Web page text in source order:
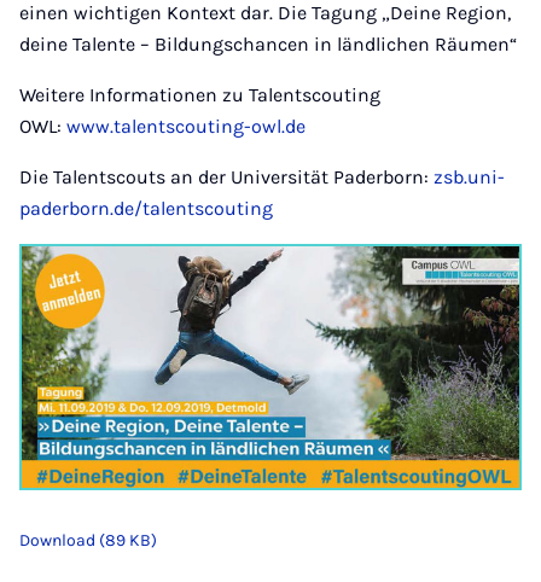
einen wichtigen Kontext dar. Die Tagung „Deine Region,
deine Talente – Bildungschancen in ländlichen Räumen“
Weitere Informationen zu Talentscouting
OWL: www.talentscouting-owl.de
Die Talentscouts an der Universität Paderborn: zsb.uni-
paderborn.de/talentscouting
Download (89 KB)